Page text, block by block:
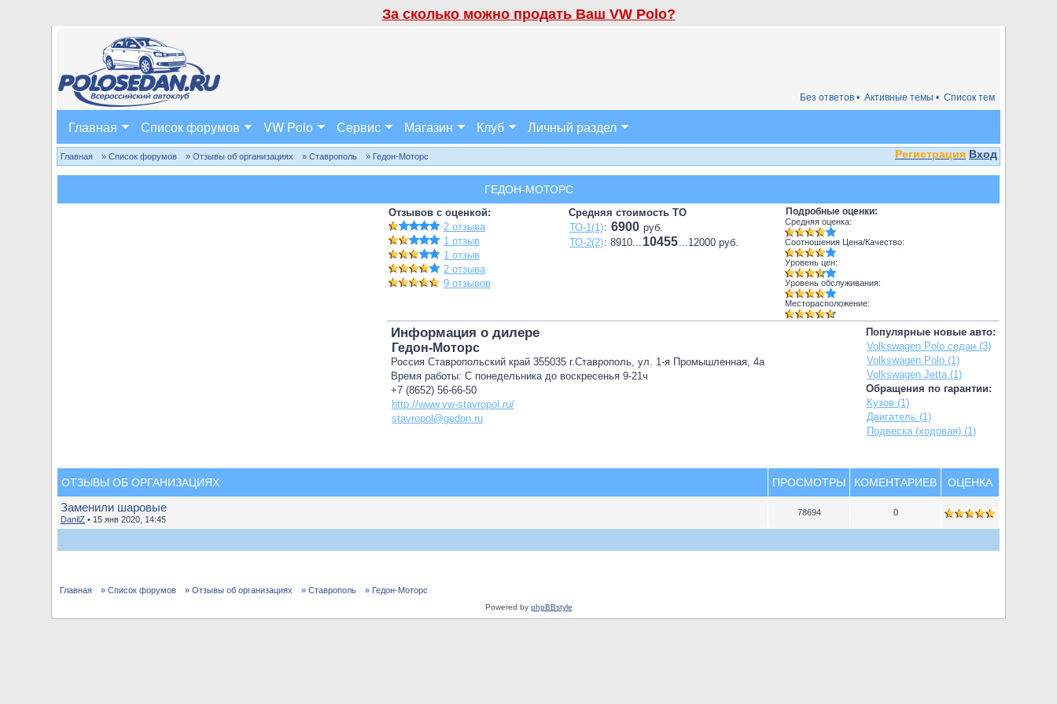
За сколько можно продать Ваш VW Polo?
Список тем
Активные темы •
Без ответов •
Главная Список форумов VW Polo Сервис Магазин Клуб Личный раздел
Регистрация Вход
Главная » Список форумов » Отзывы об организациях » Ставрополь » Гедон-Моторс
ГЕДОН-МОТОРС
Отзывов с оценкой:
2 отзыва
1 отзыв
1 отзыв
2 отзыва
9 отзывов
Средняя стоимость ТО
ТО-1(1): 6900 руб.
ТО-2(2): 8910... 10455...12000 руб.
Подробные оценки:
Средняя оценка:
Соотношения Цена/Качество:
Уровень цен:
Уровень обслуживания:
Месторасположение:
Популярные новые авто:
Volkswagen Polo седан (3)
Volkswagen Polo (1)
Volkswagen Jetta (1)
Обращения по гарантии:
Кузов (1)
Двигатель (1)
Подвеска (ходовая) (1)
Информация о дилере
Гедон-Моторс
Россия Ставропольский край 355035 г.Ставрополь, ул. 1-я Промышленная, 4а
Время работы: С понедельника до воскресенья 9-21ч
+7 (8652) 56-66-50
http://www.vw-stavropol.ru/
stavropol@gedon.ru
ОТЗЫВЫ ОБ ОРГАНИЗАЦИЯХ ПРОСМОТРЫ КОМЕНТАРИЕВ ОЦЕНКА
Заменили шаровые
DanilZ • 15 янв 2020, 14:45
78694 0
Главная » Список форумов » Отзывы об организациях » Ставрополь » Гедон-Моторс
Powered by phpBBstyle